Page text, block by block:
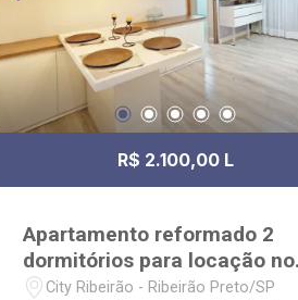
R$ 2.100,00 L
Apartamento reformado 2
dormitórios para locação no
Bairro City Ribeirão
City Ribeirão - Ribeirão Preto/SP